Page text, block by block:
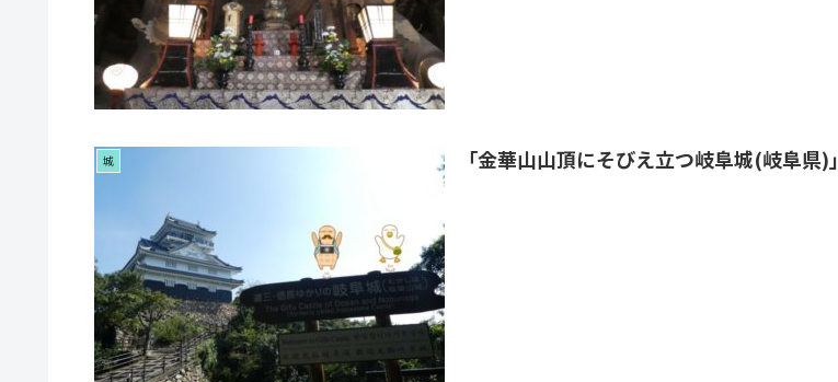
城 「金華山山頂にそびえ立つ岐阜城(岐阜県)」